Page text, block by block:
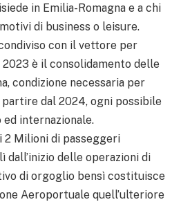
in Emilia-Romagna e a chi
di business o leisure.
con il vettore per
è il consolidamento delle
condizione necessaria per
dal 2024, ogni possibile
internazionale.
2 Milioni di passeggeri
delle operazioni di
di orgoglio bensì costituisce
Aeroportuale quell’ulteriore